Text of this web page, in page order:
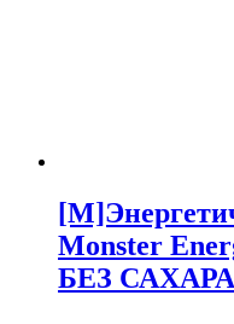
Monster
БЕЗ САХАРА